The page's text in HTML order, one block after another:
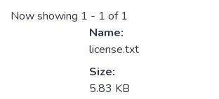
Now showing 1 - 1 of 1
Name:
license.txt
Size:
5.83 KB